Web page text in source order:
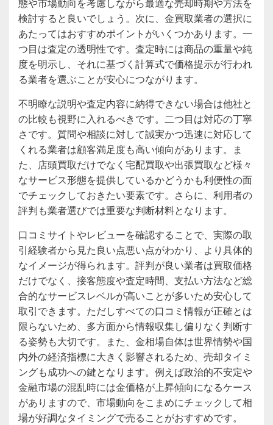
検討すると良いでしょう。次に、金買取業者の選択に
あたってはおすすめポイントがいくつかあります。一
つ目は査定の透明性です。査定時には商品の重量や純
度を明示し、それに基づく計算式で価格提示が行われ
る業者を選ぶことが安心につながります。
不明瞭な説明や査定内容に納得できない場合は他社と
の比較も視野に入れるべきです。二つ目は対応の丁寧
さです。質問や相談に対して誠実かつ迅速に対応して
くれる業者は顧客満足度も高い傾向があります。ま
た、店頭買取だけでなく宅配買取や出張買取など様々
なサービス形態を提供しているかどうかも利便性の面
でチェックしておきたい要素です。さらに、利用者の
評判も業者選びでは重要な判断材料となります。
口コミサイトやレビューを確認することで、実際の取
引経験者から見た良い点悪い点がわかり、より具体的
なイメージが得られます。評判が良い業者は買取価格
だけでなく、接客態度や査定時間、支払い方法など総
合的なサービスレベルが高いことが多いため安心して
取引できます。ただしすべての口コミ情報が正確とは
限らないため、多方面から情報収集し偏りなく判断す
る姿勢も大切です。また、金相場自体は世界情勢や国
内外の経済指標に大きく影響されるため、売却タイミ
ングも成功への鍵となります。例えば政治的不安定や
金融市場の混乱時には金価格が上昇傾向になるケース
がありますので、市場動向をこまめにチェックして相
場が好調なタイミングで売ることがおすすめです。